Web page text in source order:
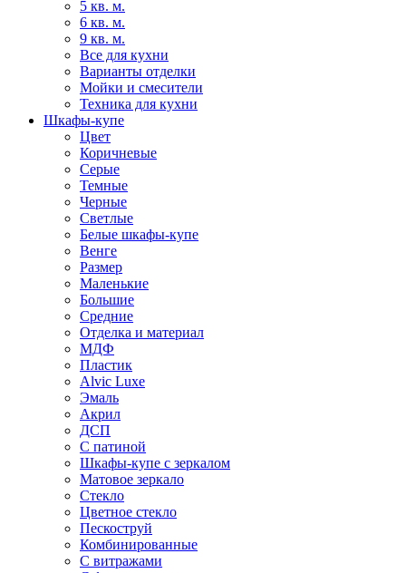
5 кв. м.
6 кв. м.
9 кв. м.
Все для кухни
Варианты отделки
Мойки и смесители
Техника для кухни
Шкафы-купе
Цвет
Коричневые
Серые
Темные
Черные
Светлые
Белые шкафы-купе
Венге
Размер
Маленькие
Большие
Средние
Отделка и материал
МДФ
Пластик
Alvic Luxe
Эмаль
Акрил
ДСП
С патиной
Шкафы-купе с зеркалом
Матовое зеркало
Стекло
Цветное стекло
Пескоструй
Комбинированные
С витражами